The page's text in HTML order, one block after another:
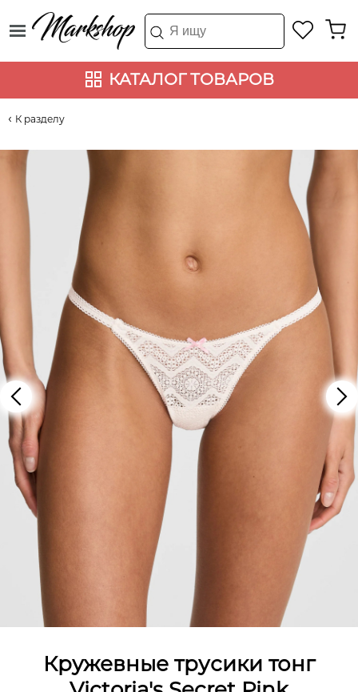
КАТАЛОГ ТОВАРОВ
К разделу
Кружевные трусики тонг